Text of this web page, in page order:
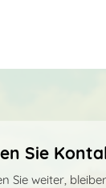
Sie
Sie weiter,